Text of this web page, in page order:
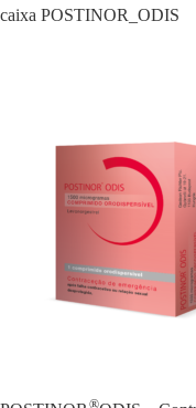
caixa POSTINOR_ODIS
®